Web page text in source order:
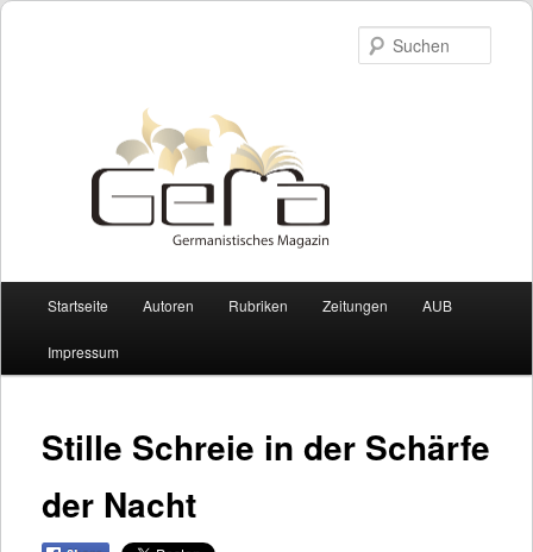
Zum Inhalt wechseln
Zum sekundären Inhalt wechseln
Startseite Autoren Rubriken Zeitungen AUB
Impressum
Stille Schreie in der Schärfe
der Nacht